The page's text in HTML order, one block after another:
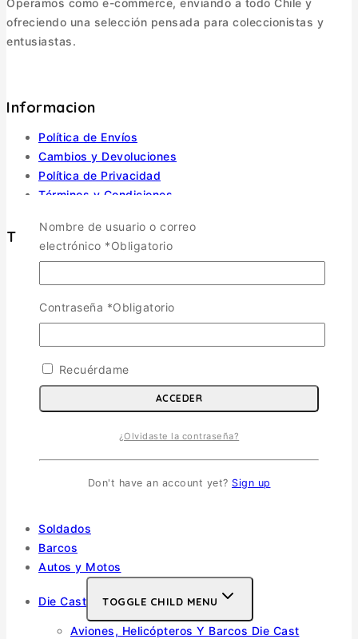
Operamos como e-commerce, enviando a todo Chile y
ofreciendo una selección pensada para coleccionistas y
entusiastas.
Informacion
Política de Envíos
Cambios y Devoluciones
Política de Privacidad
Términos y Condiciones
Tienda
Aviones TOGGLE CHILD MENU
Escala 1/72
Escala 1/144
Escala 1/32
Otras
Helicópteros
Vehiculos Militares TOGGLE CHILD MENU
Escala 1/72
Soldados
Barcos
Autos y Motos
Die Cast TOGGLE CHILD MENU
Aviones, Helicópteros Y Barcos Die Cast
Nombre de usuario o correo
electrónico *Obligatorio
Contraseña *Obligatorio
Recuérdame
ACCEDER
¿Olvidaste la contraseña?
Don't have an account yet? Sign up